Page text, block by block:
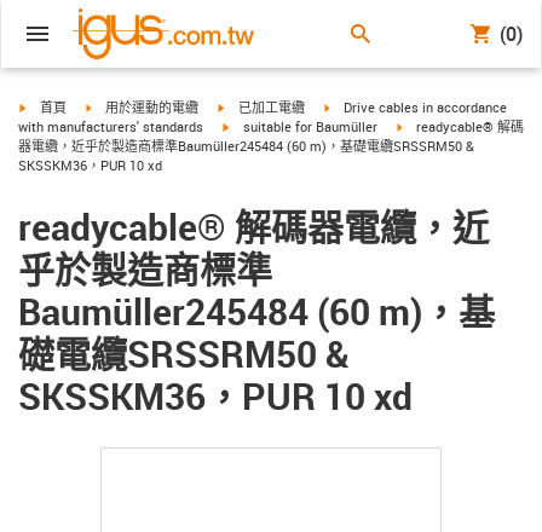
(0)
igus-icon-arrow-right
首頁 igus-icon-arrow-right
用於運動的電纜 igus-icon-arrow-right
已加工電纜 igus-icon-arrow-right
Drive cables in accordance
with manufacturers' standards
igus-icon-arrow-right
suitable for Baumüller igus-icon-arrow-right
readycable® 解碼
器電纜，近乎於製造商標準Baumüller245484 (60 m)，基礎電纜SRSSRM50 &
SKSSKM36，PUR 10 xd
readycable® 解碼器電纜，近
乎於製造商標準
Baumüller245484 (60 m)，基
礎電纜SRSSRM50 &
SKSSKM36，PUR 10 xd